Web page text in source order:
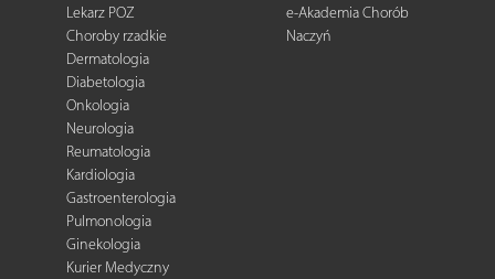
Lekarz POZ
Choroby rzadkie
Dermatologia
Diabetologia
Onkologia
Neurologia
Reumatologia
Kardiologia
Gastroenterologia
Pulmonologia
Ginekologia
Kurier Medyczny
e-Akademia Chorób
Naczyń